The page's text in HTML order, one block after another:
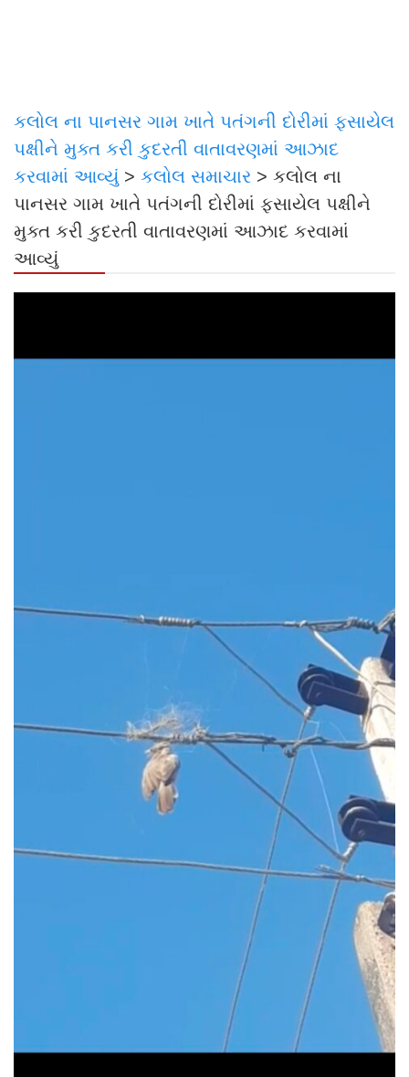
કલોલ ના પાનસર ગામ ખાતે પતંગની દોરીમાં ફસાયેલ
પક્ષીને મુક્ત કરી કુદરતી વાતાવરણમાં આઝાદ
કરવામાં આવ્યું > કલોલ સમાચાર > કલોલ ના
પાનસર ગામ ખાતે પતંગની દોરીમાં ફસાયેલ પક્ષીને
મુક્ત કરી કુદરતી વાતાવરણમાં આઝાદ કરવામાં
આવ્યું